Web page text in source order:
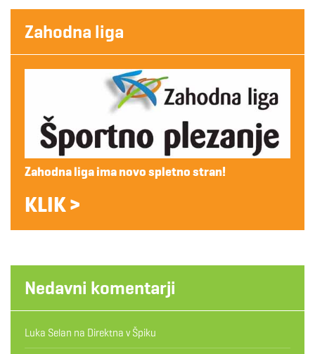
Zahodna liga
Zahodna liga ima novo spletno stran!
KLIK >
Nedavni komentarji
Luka Selan na Direktna v Špiku